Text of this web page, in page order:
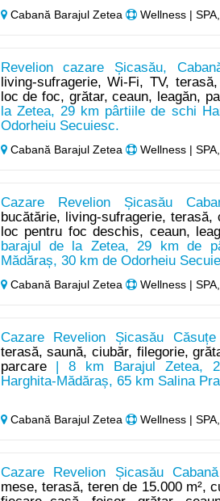
Cabană Barajul Zetea Wellness |
Revelion cazare Șicasău,
living-sufragerie, Wi-Fi, TV,
loc de foc, grătar, ceaun, leagăn,
la Zetea, 29 km pârtiile de schi
Odorheiu Secuiesc.
Cabană Barajul Zetea Wellness |
Cazare Revelion Șicasău
bucătărie, living-sufragerie, terasă,
loc pentru foc deschis, ceaun,
barajul de la Zetea, 29 km de
Mădăraș, 30 km de Odorheiu Secuie
Cabană Barajul Zetea Wellness |
Cazare Revelion Șicasău
terasă, saună, ciubăr, filegorie,
parcare| 8 km Barajul Zetea,
Harghita-Mădăraș, 65 km Salina
Cabană Barajul Zetea Wellness |
Cazare Revelion Șicasău
mese, terasă, teren de 15.000 m²,